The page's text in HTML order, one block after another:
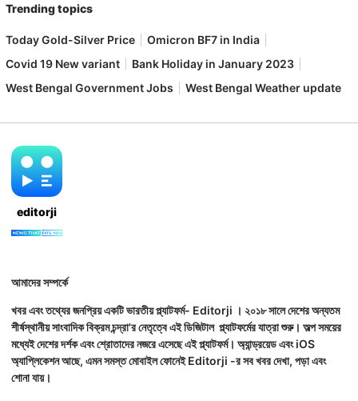
Trending topics
Today Gold-Silver Price
Omicron BF7 in India
Covid 19 New variant
Bank Holiday in January 2023
West Bengal Government Jobs
West Bengal Weather update
editorji
আমাদের সম্পর্কে
খবর এবং তথ্যের জনপ্রিয় একটি ভারতীয় প্ল্যাটফর্ম- Editorji । ২০১৮ সালে দেশের অন্যতম
শীর্ষস্থানীয় সাংবাদিক বিক্রম চন্দ্রা'র নেতৃত্বে এই ডিজিটাল প্ল্যাটফর্মের যাত্রা শুরু। অল্প সময়ের
মধ্যেই দেশের দর্শক এবং শ্রোতাদের নজরে এসেছে এই প্ল্যাটফর্ম। অ্যান্ড্রয়েড এবং iOS
অ্যাপ্লিকেশন আছে, এমন সমস্ত মোবাইল ফোনেই Editorji -র সব খবর দেখা, পড়া এবং
শোনা যায়।